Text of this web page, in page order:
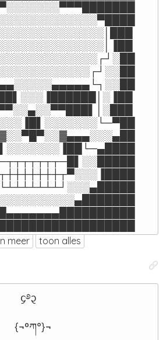
meer toon alles
  ᧔࿔᧓
{¬ºཀ°}¬